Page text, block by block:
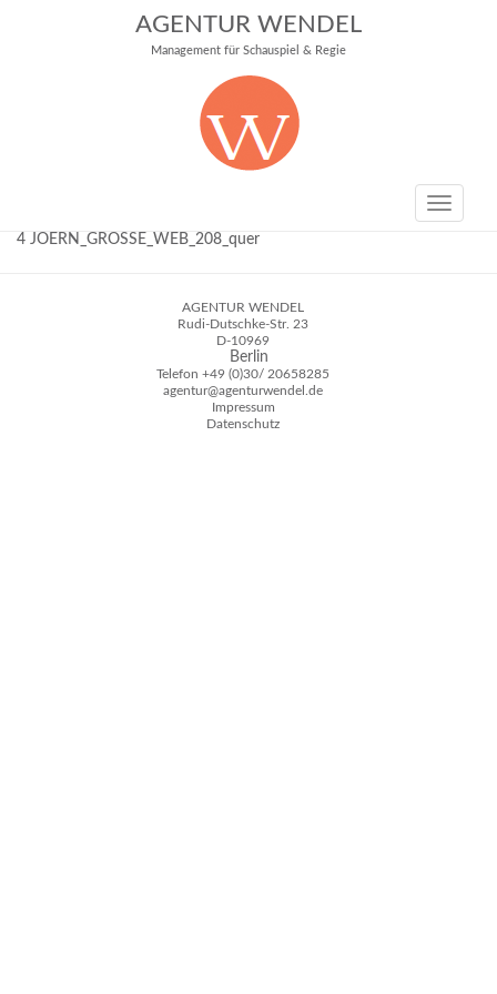
AGENTUR WENDEL
Management für Schauspiel & Regie
Toggle
4 JOERN_GROSSE_WEB_208_quer
AGENTUR WENDEL
Rudi-Dutschke-Str. 23
D-10969
Berlin
Telefon +49 (0)30/ 20658285
agentur@agenturwendel.de
Impressum
Datenschutz